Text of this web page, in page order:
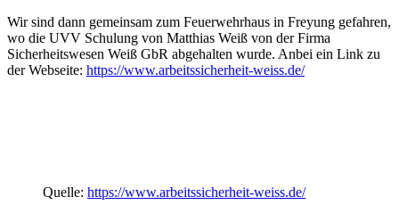
Wir sind dann gemeinsam zum Feuerwehrhaus in Freyung gefahren,
wo die UVV Schulung von Matthias Weiß von der Firma
Sicherheitswesen Weiß GbR abgehalten wurde. Anbei ein Link zu
der Webseite: https://www.arbeitssicherheit-weiss.de/
Quelle: https://www.arbeitssicherheit-weiss.de/